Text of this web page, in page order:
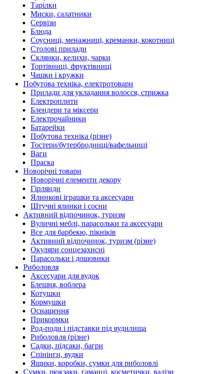
Тарілки
Миски, салатники
Сервізи
Блюда
Соусниці, менажниці, креманки, кокотниці
Столові прилади
Склянки, келихи, чарки
Тортівниці, фруктівниці
Чашки і кружки
Побутова техніка, електротовари
Прилади для укладання волосся, стрижка
Електроплити
Блендери та міксери
Електрочайники
Батарейки
Побутова техніка (різне)
Тостери/бутербродниці/вафельниці
Ваги
Праска
Новорічні товари
Новорічні елементи декору
Гірлянди
Ялинкові іграшки та аксесуари
Штучні ялинки і сосни
Активний відпочинок, туризм
Вуличні меблі, парасольки та аксесуари
Все для барбекю, пікніків
Активний відпочинок, туризм (різне)
Окуляри сонцезахисні
Парасольки і дощовики
Риболовля
Аксесуари для вудок
Блешня, воблера
Котушки
Кормушки
Оснащення
Прикормки
Род-поди і підставки під вудилища
Риболовля (різне)
Садки, підсаки, багри
Спінінги, вудки
Ящики, коробки, сумки для риболовлі
Сумки, рюкзаки, гаманці, косметички, валізи